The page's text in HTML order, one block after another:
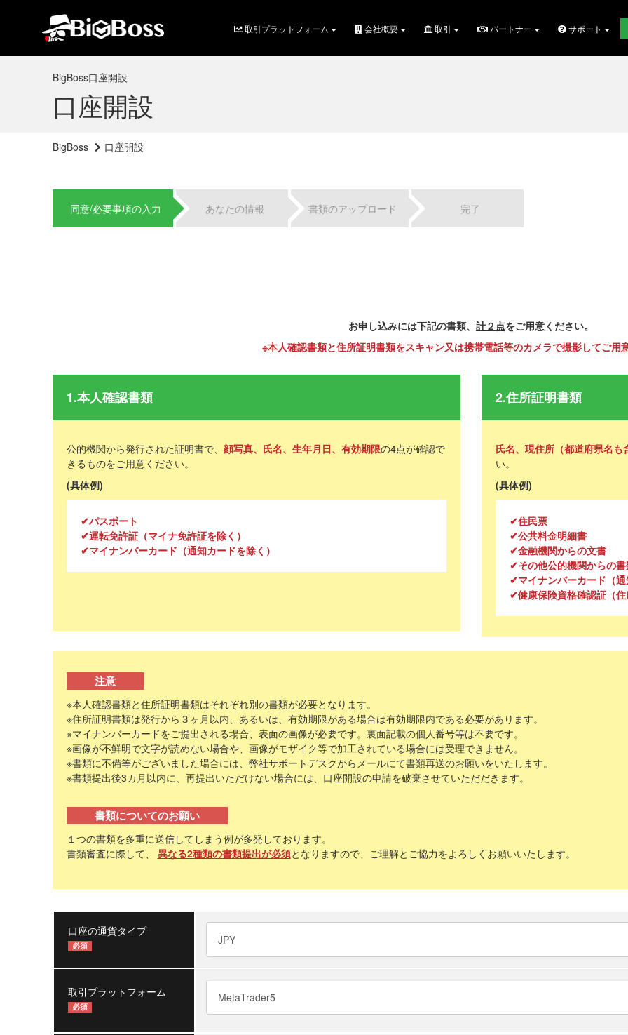
取引プラットフォーム 会社概要 取引 パートナー サポート
BigBoss口座開設
口座開設
BigBoss 口座開設
同意/必要事項の入力 あなたの情報 書類のアップロード 完了
お申し込みには下記の書類、 計２点をご用意ください。
※本人確認書類と住所証明書類をスキャン又は携帯電話等のカメラで撮影してご用
1.本人確認書類
公的機関から発行された証明書で、 顔写真、氏名、生年月日、有効期限の4点が確認で
きるものをご用意ください。
(具体例)
✔パスポート
✔運転免許証（マイナ免許証を除く）
✔マイナンバーカード（通知カードを除く）
2.住所証明書類
氏名、現住所（都道府県名も
い。
(具体例)
✔住民票
✔公共料金明細書
✔金融機関からの文書
✔その他公的機関からの
✔マイナンバーカード（通
✔健康保険資格確認証（住
注意
※本人確認書類と住所証明書類はそれぞれ別の書類が必要となります。
※住所証明書類は発行から３ヶ月以内、あるいは、有効期限がある場合は有効期限内である必要があります。
※マイナンバーカードをご提出される場合、表面の画像が必要です。裏面記載の個人番号等は不要です。
※画像が不鮮明で文字が読めない場合や、画像がモザイク等で加工されている場合には受理できません。
※書類に不備等がございました場合には、弊社サポートデスクからメールにて書類再送のお願いをいたします。
※書類提出後3カ月以内に、再提出いただけない場合には、口座開設の申請を破棄させていただだきます。
書類についてのお願い
１つの書類を多重に送信してしまう例が多発しております。
書類審査に際して、 異なる2種類の書類提出が必須となりますので、ご理解とご協力をよろしくお願いいたします。
口座の通貨タイプ
必須
取引プラットフォーム
必須